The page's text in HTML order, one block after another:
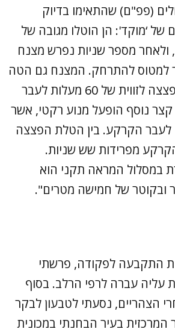
(פפ"ם) שהתאימו בדיוק
של ‘מוקד': הן הוטלו מגובה של
ולאחר מספר שניות נפרש מצנח
למטוס להתרחק. המצנח גם הטה
את חרטומה של הפצצה לזווית של 60 מעלות לעבר
קצר נוסף הופעל מנוע רקטי, אשר
לעבר הקרקע. בין הטלת הפצצה
מפרידות שש שניות.
במסלול המראה תקני הוא
התקבעה לפקודה, פרשתי
עליה עברה לרפי הרלב. בסוף
אחרי הצהריים, נסעתי לטבעון לבקר
המרכזית בעיר הבחנתי במכונית